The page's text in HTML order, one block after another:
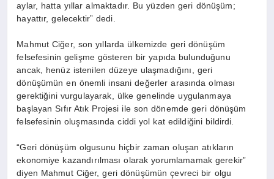
aylar, hatta yıllar almaktadır. Bu yüzden geri dönüşüm;
hayattır, gelecektir” dedi.
Mahmut Ciğer, son yıllarda ülkemizde geri dönüşüm
felsefesinin gelişme gösteren bir yapıda bulunduğunu
ancak, henüz istenilen düzeye ulaşmadığını, geri
dönüşümün en önemli insani değerler arasında olması
gerektiğini vurgulayarak, ülke genelinde uygulanmaya
başlayan Sıfır Atık Projesi ile son dönemde geri dönüşüm
felsefesinin oluşmasında ciddi yol kat edildiğini bildirdi.
“Geri dönüşüm olgusunu hiçbir zaman oluşan atıkların
ekonomiye kazandırılması olarak yorumlamamak gerekir”
diyen Mahmut Ciğer, geri dönüşümün çevreci bir olgu